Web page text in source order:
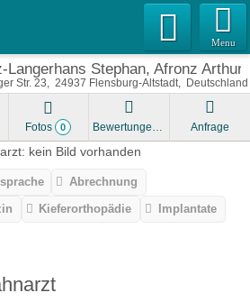
Menu
Langerhans Stephan, Afronz Arthur
Str. 23 24937 Flensburg-Altstadt Deutschland
Fotos 0 Bewertungen Anfrage
Abrechnung
Kieferorthopädie
Implantate